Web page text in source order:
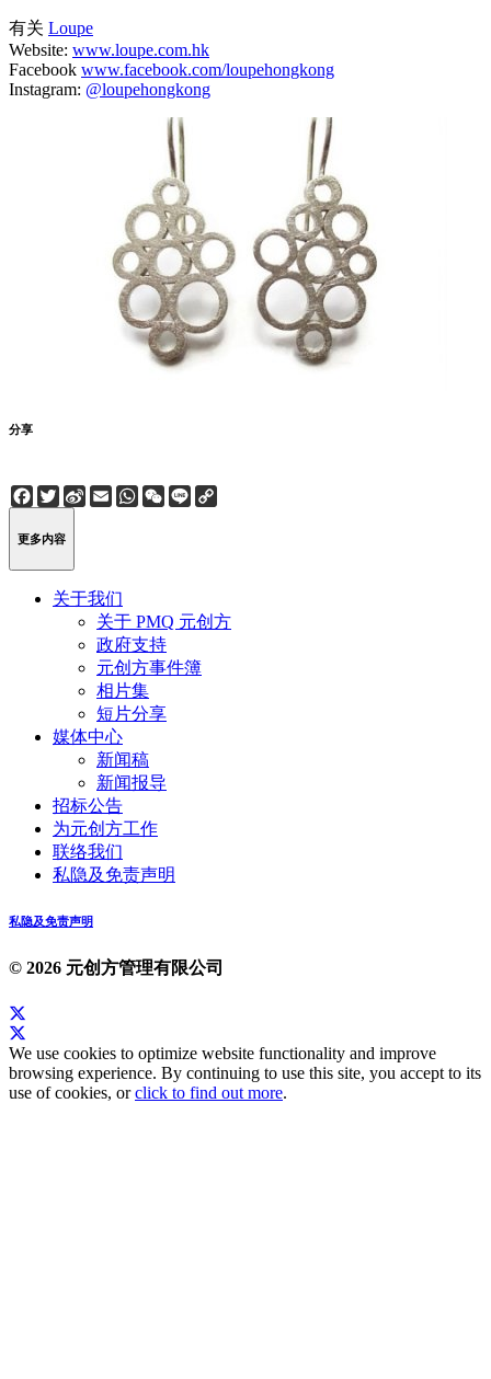
有关 Loupe
Website: www.loupe.com.hk
Facebook www.facebook.com/loupehongkong
Instagram: @loupehongkong
分享
Facebook
Twitter
Sina
Weibo
EmailWhatsApp
WeChat
Line
更多内容
关于我们
关于 PMQ 元创方
政府支持
元创方事件簿
相片集
短片分享
媒体中心
新闻稿
新闻报导
招标公告
为元创方工作
联络我们
私隐及免责声明
私隐及免责声明
© 2026 元创方管理有限公司
We use cookies to optimize website functionality and improve
browsing experience. By continuing to use this site, you accept to its
use of cookies, orclick to find out more.